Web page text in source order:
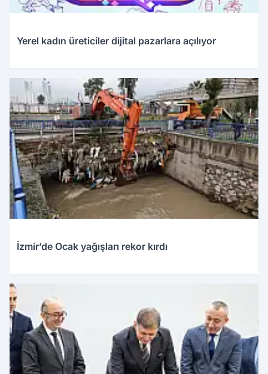
Yerel kadın üreticiler dijital pazarlara açılıyor
İzmir’de Ocak yağışları rekor kırdı